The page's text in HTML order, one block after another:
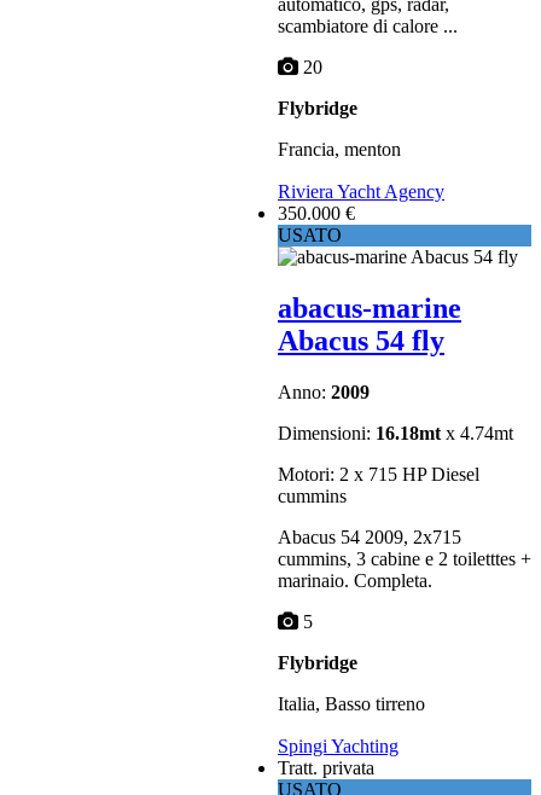
scambiatore di calore ...
20
Flybridge
Francia, menton
Riviera Yacht Agency
350.000 €
USATO
abacus-marine
Abacus 54 fly
Anno: 2009
Dimensioni: 16.18mt x 4.74mt
Motori: 2 x 715 HP Diesel
cummins
Abacus 54 2009, 2x715
cummins, 3 cabine e 2 toiletttes +
marinaio. Completa.
5
Flybridge
Italia, Basso tirreno
Spingi Yachting
Tratt. privata
USATO